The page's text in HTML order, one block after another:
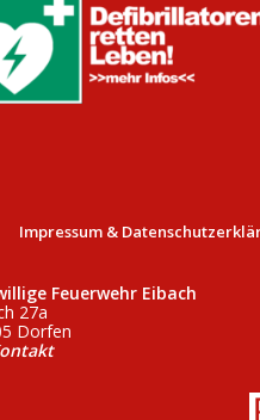
Impressum &
Feuerwehr Eibach
27a
Dorfen